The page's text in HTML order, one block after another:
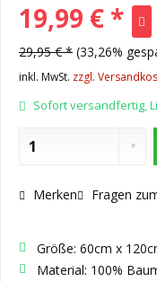
19,99 € *
29,95 € * (33,26%
inkl. MwSt. zzgl.
Sofort versandfertig,
Merken Fragen
Größe: 60cm x
Material: 100%